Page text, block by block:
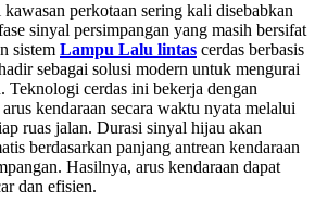
perkotaan sering kali disebabkan
sinyal persimpangan yang masih bersifat
sistem Lampu Lalu lintas cerdas berbasis
sebagai solusi modern untuk mengurai
Teknologi cerdas ini bekerja dengan
kendaraan secara waktu nyata melalui
ruas jalan. Durasi sinyal hijau akan
berdasarkan panjang antrean kendaraan
Hasilnya, arus kendaraan dapat
dan efisien.